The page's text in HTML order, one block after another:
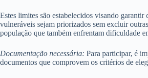
Estes limites são estabelecidos visando garantir
vulneráveis sejam priorizados sem excluir
população que também enfrentam dificuldade
Documentação necessária: Para participar, é
documentos que comprovem os critérios de